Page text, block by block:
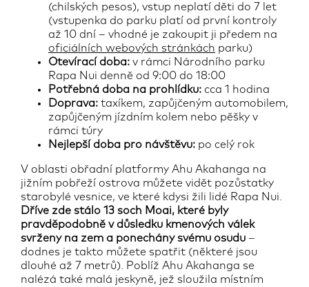
(chilských pesos), vstup neplatí děti do 7 let
(vstupenka do parku platí od první kontroly
až 10 dní – vhodné je zakoupit ji předem na
oficiálních webových stránkách parku)
Otevírací doba: v rámci Národního parku
Rapa Nui denně od 9:00 do 18:00
Potřebná doba na prohlídku: cca 1 hodina
Doprava: taxíkem, zapůjčeným automobilem,
zapůjčeným jízdním kolem nebo pěšky v
rámci túry
Nejlepší doba pro návštěvu: po celý rok
V oblasti obřadní platformy Ahu Akahanga na
jižním pobřeží ostrova můžete vidět pozůstatky
starobylé vesnice, ve které kdysi žili lidé Rapa Nui.
Dříve zde stálo 13 soch Moai, které byly
pravděpodobně v důsledku kmenových válek
svrženy na zem a ponechány svému osudu –
dodnes je takto můžete spatřit (některé jsou
dlouhé až 7 metrů). Poblíž Ahu Akahanga se
nalézá také malá jeskyně, jež sloužila místním